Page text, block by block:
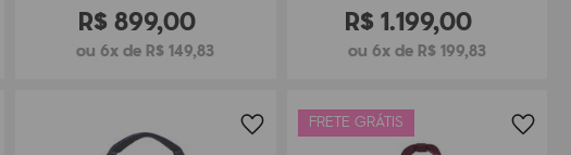
R$ 899,00
ou 6x de R$ 149,83
R$ 1.199,00
ou 6x de R$ 199,83
FRETE GRÁTIS